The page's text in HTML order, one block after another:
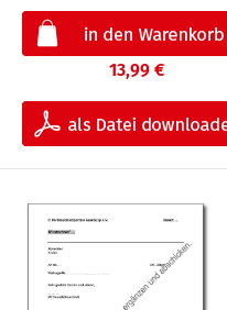
13,99 €